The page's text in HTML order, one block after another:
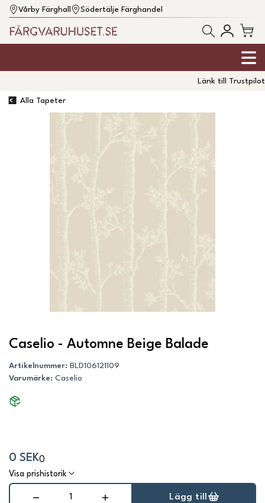
Vårby Färghall Södertälje Färghandel
Länk till Trustpilot
Alla Tapeter
Caselio - Automne Beige Balade
Artikelnummer: BLD106121109
Varumärke: Caselio
0 SEK0
Visa prishistorik
Lägg till